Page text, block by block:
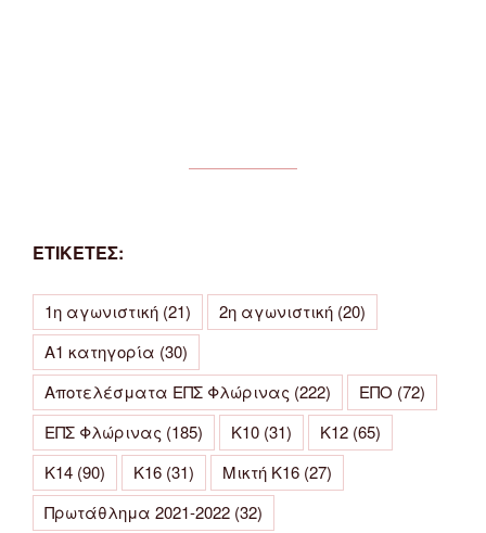
ΕΤΙΚΕΤΕΣ:
1η αγωνιστική (21) 2η αγωνιστική (20)
Α1 κατηγορία (30)
Αποτελέσματα ΕΠΣ Φλώρινας (222) ΕΠΟ (72)
ΕΠΣ Φλώρινας (185) Κ10 (31) Κ12 (65)
Κ14 (90) Κ16 (31) Μικτή Κ16 (27)
Πρωτάθλημα 2021-2022 (32)